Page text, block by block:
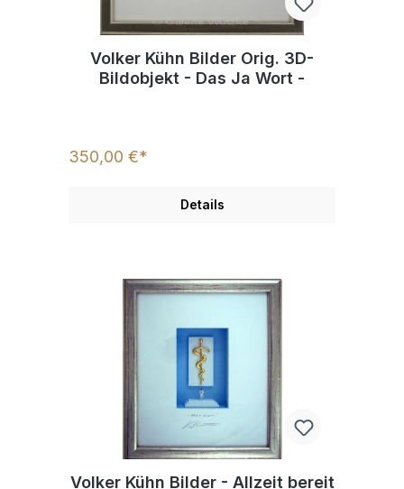
Volker Kühn Bilder Orig. 3D-
Bildobjekt - Das Ja Wort -
350,00 €*
Details
Volker Kühn Bilder - Allzeit bereit